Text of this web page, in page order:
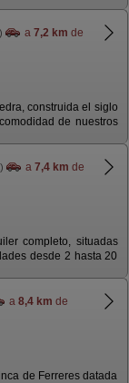
a 7,2 km de
construida el siglo
de nuestros
a 7,4 km de
completo, situadas
desde 2 hasta 20
a 8,4 km de
de Ferreres datada